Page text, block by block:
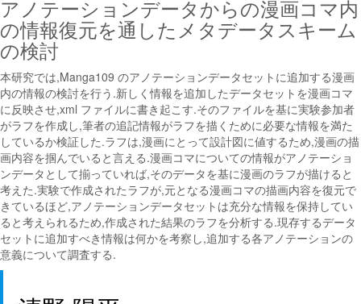
アノテーションデータからの漫画コマ内
の情報復元を通したメタデータスキーム
の検討
本研究では,Manga109 のアノテーションデータセットに追加する漫画
内の情報の検討を行う.新しく情報を追加したデータセットを漫画コマ
に反映させ,xml ファイルに書き起こす.そのファイルを基に実験参加者
がラフを作成し,筆者の追記情報がラフを描くために必要な情報を満た
しているか検証した.ラフは,漫画にとって設計図に値するため,漫画の描
画内容を掴んでいると言える.漫画コマについての情報がアノテーショ
ンデータとして揃っていれば,そのデータを基に漫画のラフが描けると
考えた.実験で作成されたラフが,元となる漫画コマの描画内容を復元で
きているほど,アノテーションデータセットは充分な情報を保持してい
ると考えられるため,作成された結果のラフを分析する.現存するデータ
セットに追加すべき情報は何かを考察し,追加する各アノテーションの
意義について調査する.